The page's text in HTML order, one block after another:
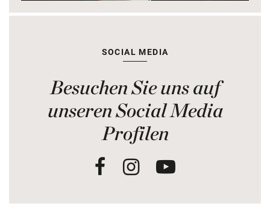
SOCIAL MEDIA
Besuchen Sie uns auf
unseren Social Media
Profilen
FacebookInstagram